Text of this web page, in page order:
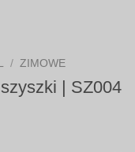
/ ZIMOWE
| SZ004